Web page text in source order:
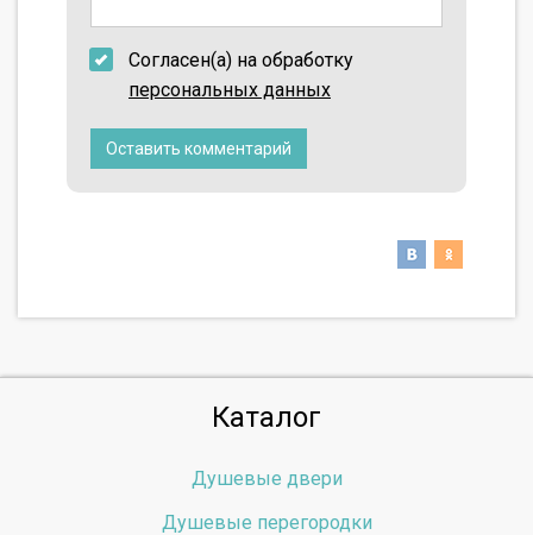
Согласен(а) на обработку
персональных данных
Оставить комментарий
Каталог
Душевые двери
Душевые перегородки